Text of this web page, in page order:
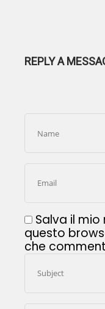
REPLY A
Salva il
questo
che